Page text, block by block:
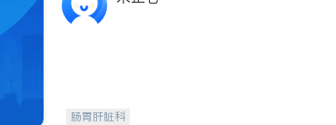
肠胃肝脏科